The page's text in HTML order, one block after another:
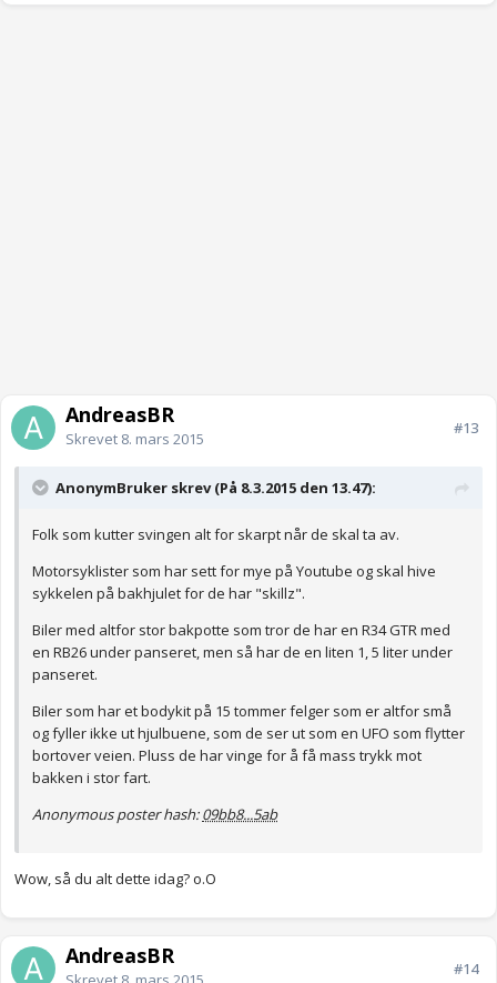
AndreasBR
Skrevet 8. mars 2015
#13
AnonymBruker skrev (På 8.3.2015 den 13.47):
Folk som kutter svingen alt for skarpt når de skal ta av.
Motorsyklister som har sett for mye på Youtube og skal hive
sykkelen på bakhjulet for de har "skillz".
Biler med altfor stor bakpotte som tror de har en R34 GTR med
en RB26 under panseret, men så har de en liten 1, 5 liter under
panseret.
Biler som har et bodykit på 15 tommer felger som er altfor små
og fyller ikke ut hjulbuene, som de ser ut som en UFO som flytter
bortover veien. Pluss de har vinge for å få mass trykk mot
bakken i stor fart.
Anonymous poster hash:09bb8...5ab
Wow, så du alt dette idag? o.O
AndreasBR #14